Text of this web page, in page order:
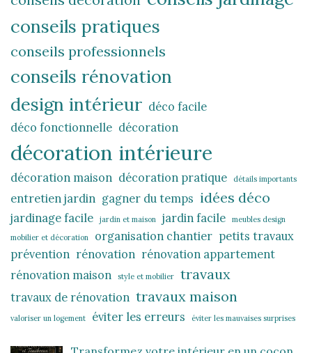
conseils pratiques
conseils professionnels
conseils rénovation
design intérieur déco facile
déco fonctionnelle décoration
décoration intérieure
décoration maison décoration pratique détails importants
entretien jardin gagner du temps idées déco
jardinage facile jardin et maison jardin facile
meubles design
mobilier et décoration
organisation chantier petits travaux
prévention rénovation rénovation appartement
rénovation maison
style et mobilier travaux
travaux de rénovation travaux maison
valoriser un logement éviter les erreurs éviter les mauvaises surprises